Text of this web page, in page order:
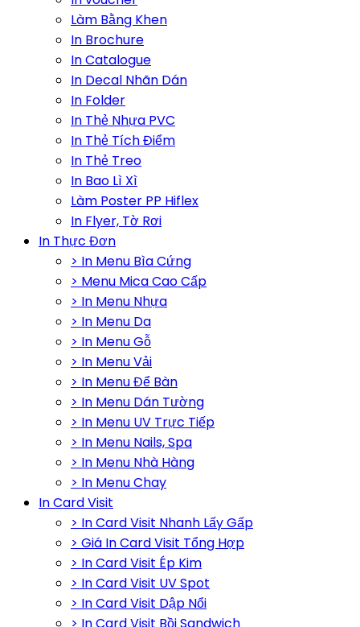
Làm Bằng Khen
In Brochure
In Catalogue
In Decal Nhãn Dán
In Folder
In Thẻ Nhựa PVC
In Thẻ Tích Điểm
In Thẻ Treo
In Bao Lì Xì
Làm Poster PP Hiflex
In Flyer, Tờ Rơi
In Thực Đơn
> In Menu Bìa Cứng
> Menu Mica Cao Cấp
> In Menu Nhựa
> In Menu Da
> In Menu Gỗ
> In Menu Vải
> In Menu Để Bàn
> In Menu Dán Tường
> In Menu UV Trực Tiếp
> In Menu Nails, Spa
> In Menu Nhà Hàng
> In Menu Chay
In Card Visit
> In Card Visit Nhanh Lấy Gấp
> Giá In Card Visit Tổng Hợp
> In Card Visit Ép Kim
> In Card Visit UV Spot
> In Card Visit Dập Nổi